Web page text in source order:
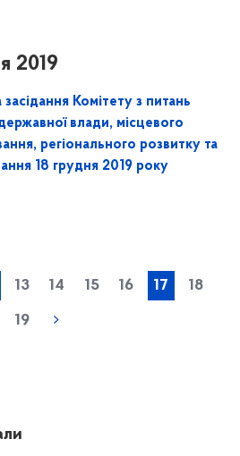
2019
Комітету з питань
державної влади, місцевого
регіонального розвитку та
18 грудня 2019 року
13 14 15 16 17 18
19